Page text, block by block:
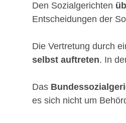
Den Sozialgerichten
Entscheidungen der
Die Vertretung durch
selbst auftreten. In
Das
es sich nicht um